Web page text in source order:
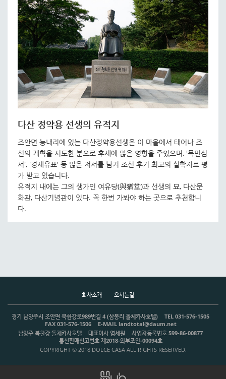
다산 정약용 선생의 유적지
조안면 능내리에 있는 다산정약용선생은 이 마을에서 태어나 조
선의 개혁을 시도한 분으로 후세에 많은 영향을 주었으며, '목민심
서', '경세유표' 등 많은 저서를 남겨 조선 후기 최고의 실학자로 평
가 받고 있습니다.
유적지 내에는 그의 생가인 여유당(與猶堂)과 선생의 묘, 다산문
화관, 다산기념관이 있다. 꼭 한번 가봐야 하는 곳으로 추천합니
다.
회사소개 오시는길
경기 남양주시 조안면 북한강로989번길 4 (삼봉리 돌체카사호텔)
TEL 031-576-1505
FAX 031-576-1506
E-MAIL landtotal@daum.net
남양주 북한강 돌체카사호텔
대표이사 염세원
사업자등록번호 599-86-00877
통신판매신고번호 제2018-와부조안-00094호
COPYRIGHT © 2018 DOLCE CASA ALL RIGHTS RESERVED.